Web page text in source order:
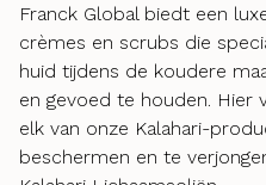
Franck Global biedt een
crèmes en scrubs die
huid tijdens de koudere
en gevoed te houden. Hier
elk van onze Kalahari-
beschermen en te